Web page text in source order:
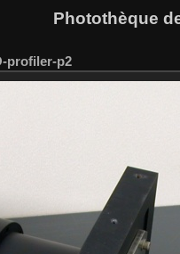
Photothèque
profiler-p2